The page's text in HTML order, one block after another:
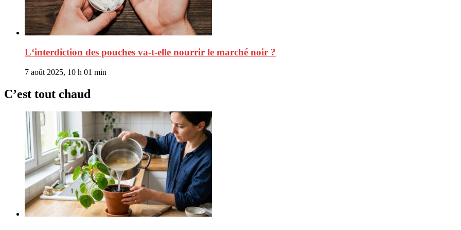
L‘interdiction des pouches va-t-elle nourrir le marché noir ?
7 août 2025, 10 h 01 min
C’est tout chaud